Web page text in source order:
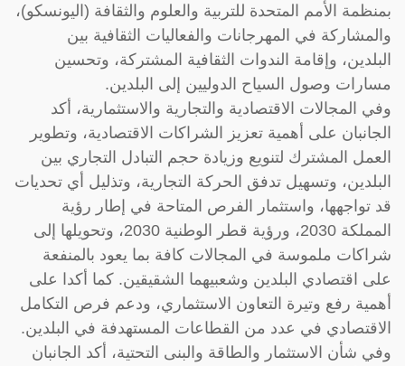
بمنظمة الأمم المتحدة للتربية والعلوم والثقافة (اليونسكو)،
والمشاركة في المهرجانات والفعاليات الثقافية بين
البلدين، وإقامة الندوات الثقافية المشتركة، وتحسين
مسارات وصول السياح الدوليين إلى البلدين.
وفي المجالات الاقتصادية والتجارية والاستثمارية، أكد
الجانبان على أهمية تعزيز الشراكات الاقتصادية، وتطوير
العمل المشترك لتنويع وزيادة حجم التبادل التجاري بين
البلدين، وتسهيل تدفق الحركة التجارية، وتذليل أي تحديات
قد تواجهها، واستثمار الفرص المتاحة في إطار رؤية
المملكة 2030، ورؤية قطر الوطنية 2030، وتحويلها إلى
شراكات ملموسة في المجالات كافة بما يعود بالمنفعة
على اقتصادي البلدين وشعبيهما الشقيقين. كما أكدا على
أهمية رفع وتيرة التعاون الاستثماري، ودعم فرص التكامل
الاقتصادي في عدد من القطاعات المستهدفة في البلدين.
وفي شأن الاستثمار والطاقة والبنى التحتية، أكد الجانبان